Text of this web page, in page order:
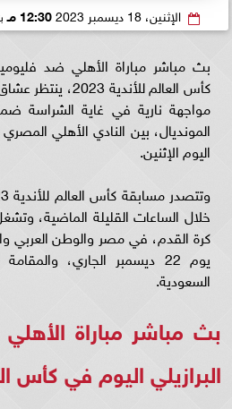
الإثنين، 18 ديسمبر 2023 12:30 مـ
بث مباشر مباراة الأهلي ضد
كأس العالم
مواجهة نارية في غاية
المونديال، بين النادي الأهلي
اليوم الإثنين.
خلال الساعات القليلة الماضية،
كرة القدم، في مصر والوطن العربي
يوم 22 ديسمبر الجاري،
السعودية.
بث مباشر مباراة
البرازيلي اليوم في كأس